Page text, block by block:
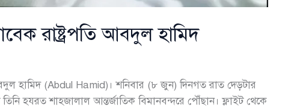
রাষ্ট্রপতি আবদুল হামিদ
হামিদ (Abdul Hamid)। শনিবার (৮ জুন) দিনগত রাত দেড়টার
হযরত শাহজালাল আন্তর্জাতিক বিমানবন্দরে পৌঁছান। ফ্লাইট থেকে